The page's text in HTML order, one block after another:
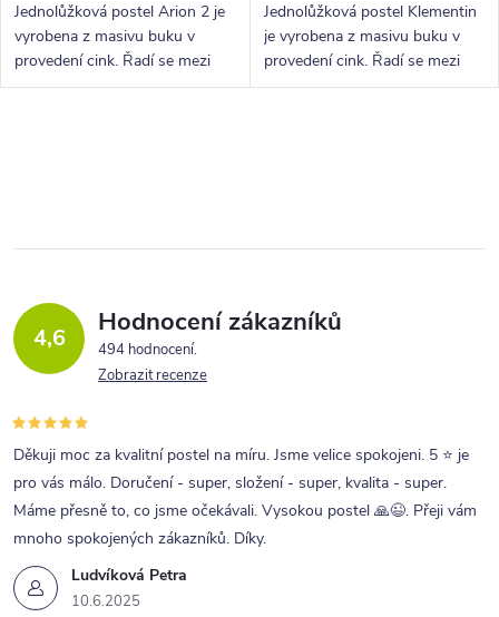
Jednolůžková postel Arion 2 je
vyrobena z masivu buku v
provedení cink. Řadí se mezi
kvalitní české výrobky
Jednolůžková postel Klementin
je vyrobena z masivu buku v
provedení cink. Řadí se mezi
kvalitní české výrobky
á
a
c
p
r
v
k
y
v
4,6 Hodnocení zákazníků
494 hodnocení
Zobrazit recenze
Ludvíková Petra
10.6.2025
Děkuji moc za kvalitní postel na míru. Jsme velice spokojeni. 5 ⭐ je
pro vás málo. Doručení - super, složení - super, kvalita - super.
Máme přesně to, co jsme očekávali. Vysokou postel 🙏😉. Přeji vám
mnoho spokojených zákazníků. Díky.